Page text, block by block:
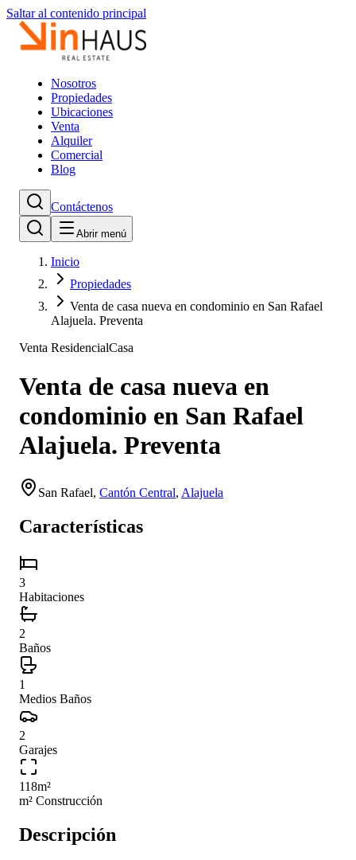
Saltar al contenido principal
Nosotros
Propiedades
Ubicaciones
Venta
Alquiler
Comercial
Blog
Contáctenos
Abrir menú
Inicio
Propiedades
Venta de casa nueva en condominio en San Rafael
Alajuela. Preventa
Venta ResidencialCasa
Venta de casa nueva en
condominio en San Rafael
Alajuela. Preventa
San Rafael, Cantón Central, Alajuela
Características
3
Habitaciones
2
Baños
1
Medios Baños
2
Garajes
118m²
m² Construcción
Descripción